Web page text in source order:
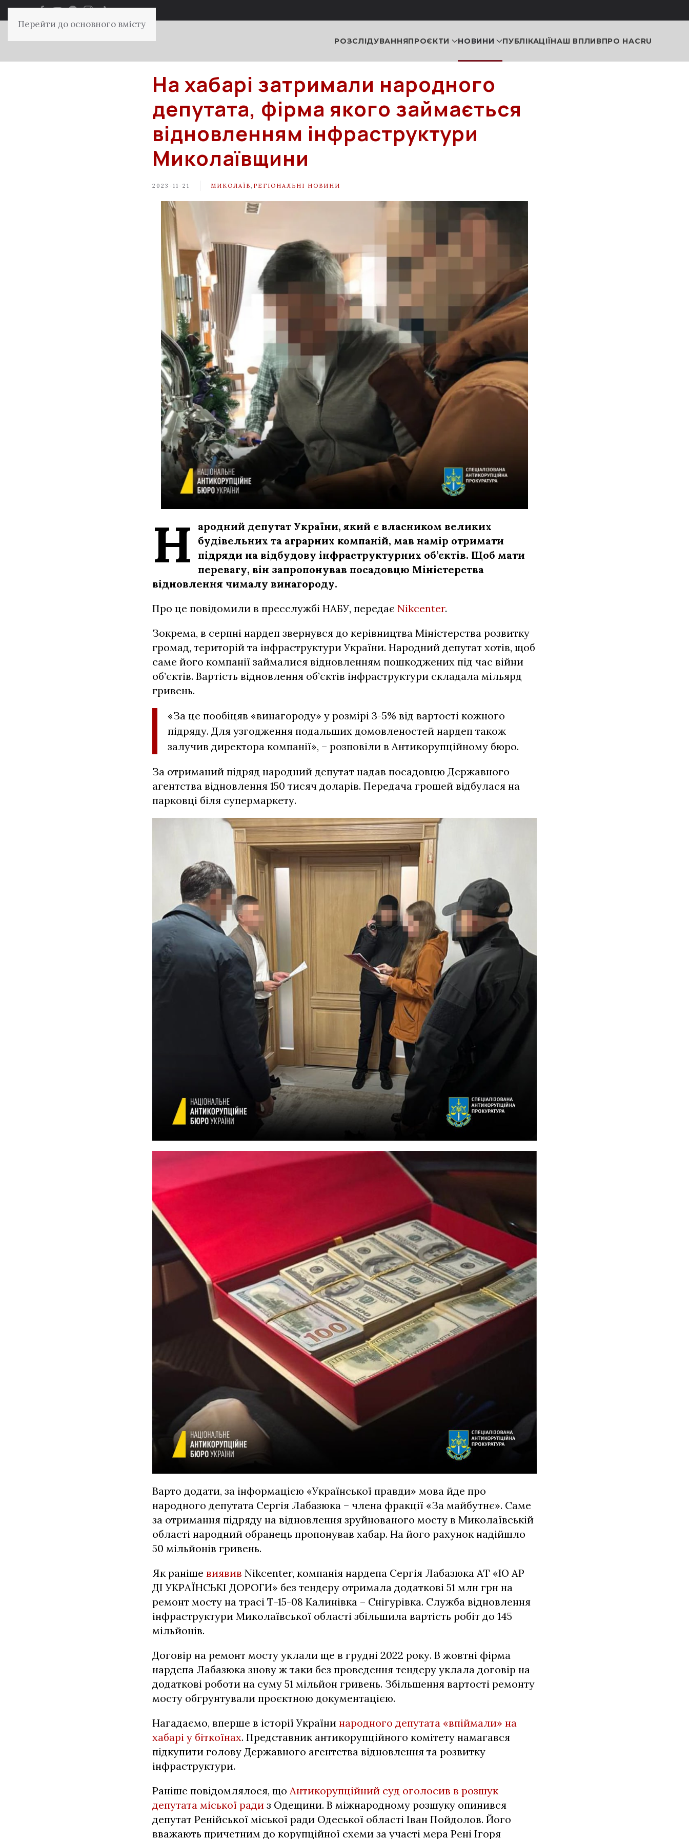
Перейти до основного вмісту
РОЗСЛІДУВАННЯПРОЄКТИ НОВИНИ ПУБЛІКАЦІЇНАШ ВПЛИВПРО НАСRU
На хабарі затримали народного
депутата, фірма якого займається
відновленням інфраструктури
Миколаївщини
2023-11-21 МИКОЛАЇВ РЕГІОНАЛЬНІ НОВИНИ
Н
ародний депутат України, який є власником великих
будівельних та аграрних компаній, мав намір отримати
підряди на відбудову інфраструктурних об’єктів. Щоб мати
перевагу, він запропонував посадовцю Міністерства
відновлення чималу винагороду.
Про це повідомили в пресслужбі НАБУ, передає Nikcenter.
Зокрема, в серпні нардеп звернувся до керівництва Міністерства розвитку
громад, територій та інфраструктури України. Народний депутат хотів, щоб
саме його компанії займалися відновленням пошкоджених під час війни
об’єктів. Вартість відновлення об’єктів інфраструктури складала мільярд
гривень.
«За це пообіцяв «винагороду» у розмірі 3-5% від вартості кожного
підряду. Для узгодження подальших домовленостей нардеп також
залучив директора компанії», – розповіли в Антикорупційному бюро.
За отриманий підряд народний депутат надав посадовцю Державного
агентства відновлення 150 тисяч доларів. Передача грошей відбулася на
парковці біля супермаркету.
Варто додати, за інформацією «Української правди» мова йде про
народного депутата Сергія Лабазюка – члена фракції «За майбутнє». Саме
за отримання підряду на відновлення зруйнованого мосту в Миколаївській
області народний обранець пропонував хабар. На його рахунок надійшло
50 мільйонів гривень.
Як раніше виявив Nikcenter, компанія нардепа Сергія Лабазюка АТ «Ю АР
ДІ УКРАЇНСЬКІ ДОРОГИ» без тендеру отримала додаткові 51 млн грн на
ремонт мосту на трасі Т-15-08 Калинівка – Снігурівка. Служба відновлення
інфраструктури Миколаївської області збільшила вартість робіт до 145
мільйонів.
Договір на ремонт мосту уклали ще в грудні 2022 року. В жовтні фірма
нардепа Лабазюка знову ж таки без проведення тендеру уклала договір на
додаткові роботи на суму 51 мільйон гривень. Збільшення вартості ремонту
мосту обгрунтували проєктною документацією.
Нагадаємо, вперше в історії України народного депутата «впіймали» на
хабарі у біткоїнах. Представник антикорупційного комітету намагався
підкупити голову Державного агентства відновлення та розвитку
інфраструктури.
Раніше повідомлялося, що Антикорупційний суд оголосив в розшук
депутата міської ради з Одещини. В міжнародному розшуку опинився
депутат Ренійської міської ради Одеської області Іван Пойдолов. Його
вважають причетним до корупційної схеми за участі мера Рені Ігоря